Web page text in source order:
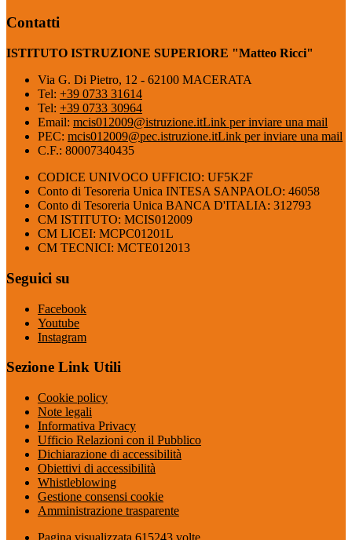
Contatti
ISTITUTO ISTRUZIONE SUPERIORE "Matteo Ricci"
Via G. Di Pietro, 12 - 62100 MACERATA
Tel: +39 0733 31614
Tel: +39 0733 30964
Email: mcis012009@istruzione.itLink per inviare una mail
PEC: mcis012009@pec.istruzione.itLink per inviare una mail
C.F.: 80007340435
CODICE UNIVOCO UFFICIO: UF5K2F
Conto di Tesoreria Unica INTESA SANPAOLO: 46058
Conto di Tesoreria Unica BANCA D'ITALIA: 312793
CM ISTITUTO: MCIS012009
CM LICEI: MCPC01201L
CM TECNICI: MCTE012013
Seguici su
Facebook
Youtube
Instagram
Sezione Link Utili
Cookie policy
Note legali
Informativa Privacy
Ufficio Relazioni con il Pubblico
Dichiarazione di accessibilità
Obiettivi di accessibilità
Whistleblowing
Gestione consensi cookie
Amministrazione trasparente
Pagina visualizzata 615243 volte